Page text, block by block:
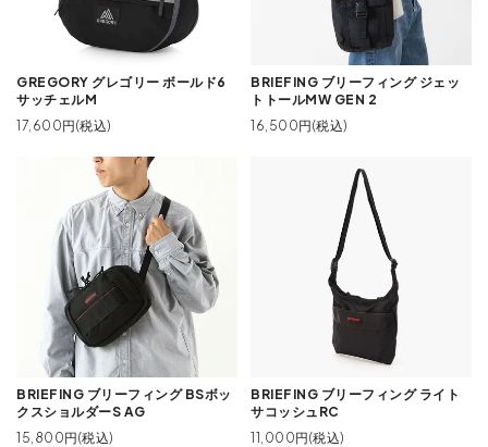
GREGORY グレゴリー ボールド6
サッチェルM
17,600円(税込)
BRIEFING ブリーフィング ジェッ
トトールMW GEN 2
16,500円(税込)
BRIEFING ブリーフィング BSボッ
クスショルダーS AG
15,800円(税込)
BRIEFING ブリーフィング ライト
サコッシュRC
11,000円(税込)